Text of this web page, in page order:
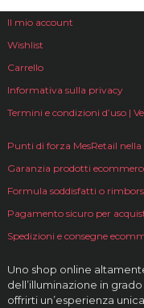
Il mio account
Wishlist
Carrello
Informativa sulla privacy
Termini e condizioni d’uso |
Punti di forza MesRetail
Garanzia prodotti
Formula soddisfatti o
Pagamento sicuro per
Spedizioni e consegne
Uno shop online
dell’illuminazione in
offrirti un’esperienza